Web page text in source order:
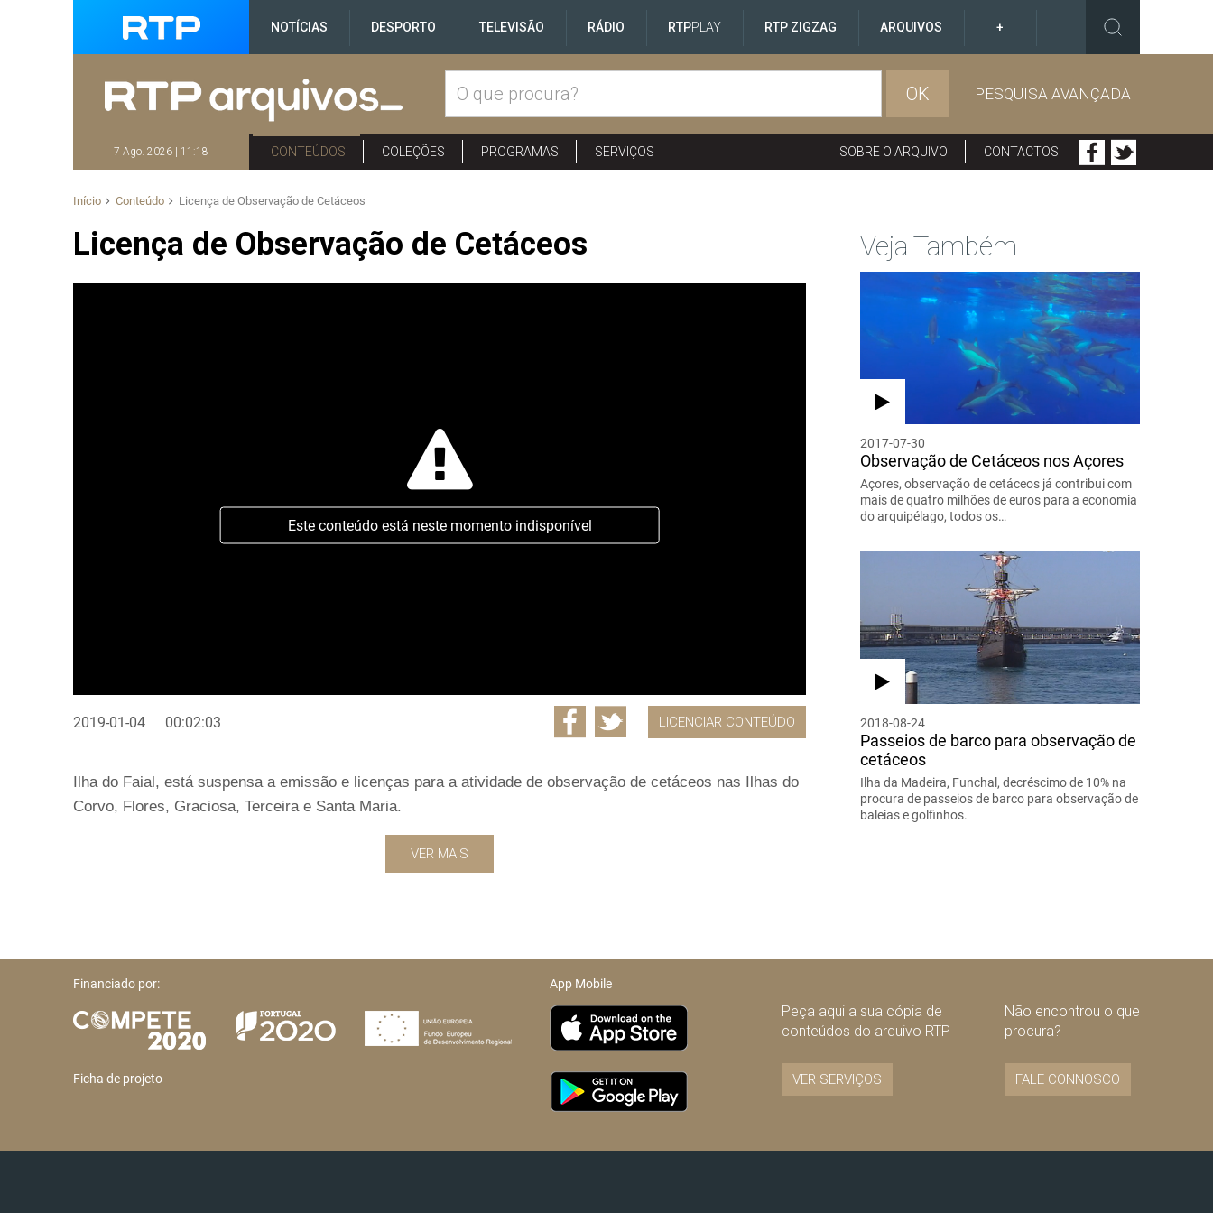
NOTÍCIAS DESPORTO TELEVISÃO RÁDIO RTPPLAY RTP ZIGZAG ARQUIVOS +
OK PESQUISA AVANÇADA
7 Ago. 2026 | 11:18 CONTEÚDOS COLEÇÕES PROGRAMAS SERVIÇOS SOBRE O ARQUIVO CONTACTOS
Início Conteúdo Licença de Observação de Cetáceos
Licença de Observação de Cetáceos
Este conteúdo está neste momento indisponível
2019-01-04 00:02:03 LICENCIAR CONTEÚDO
Ilha do Faial, está suspensa a emissão e licenças para a atividade de observação de cetáceos nas Ilhas do
Corvo, Flores, Graciosa, Terceira e Santa Maria.
VER MAIS
Veja Também
2017-07-30
Observação de Cetáceos nos Açores
Açores, observação de cetáceos já contribui com
mais de quatro milhões de euros para a economia
do arquipélago, todos os…
2018-08-24
Passeios de barco para observação de
cetáceos
Ilha da Madeira, Funchal, decréscimo de 10% na
procura de passeios de barco para observação de
baleias e golfinhos.
Financiado por:
Ficha de projeto
App Mobile
Peça aqui a sua cópia de
conteúdos do arquivo RTP
VER SERVIÇOS
Não encontrou o que
procura?
FALE CONNOSCO